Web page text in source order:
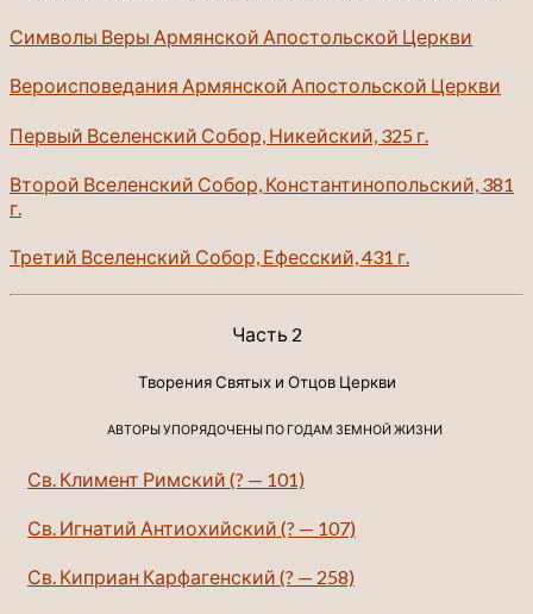
Символы Веры Армянской Апостольской Церкви
Вероисповедания Армянской Апостольской Церкви
Первый Вселенский Собор, Никейский, 325 г.
Второй Вселенский Собор, Константинопольский, 381
г.
Третий Вселенский Собор, Ефесский, 431 г.
Часть 2
Творения Святых и Отцов Церкви
АВТОРЫ УПОРЯДОЧЕНЫ ПО ГОДАМ ЗЕМНОЙ ЖИЗНИ
Св. Климент Римский (? — 101)
Св. Игнатий Антиохийский (? — 107)
Св. Киприан Карфагенский (? — 258)